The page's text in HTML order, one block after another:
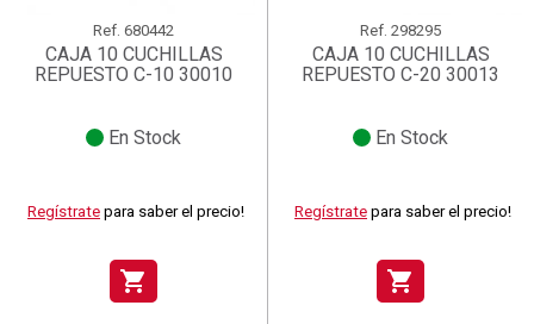
Ref. 680442
CAJA 10 CUCHILLAS
REPUESTO C-10 30010
En Stock
Regístrate para saber el precio!
shopping_cart
Ref. 298295
CAJA 10 CUCHILLAS
REPUESTO C-20 30013
En Stock
Regístrate para saber el precio!
shopping_cart